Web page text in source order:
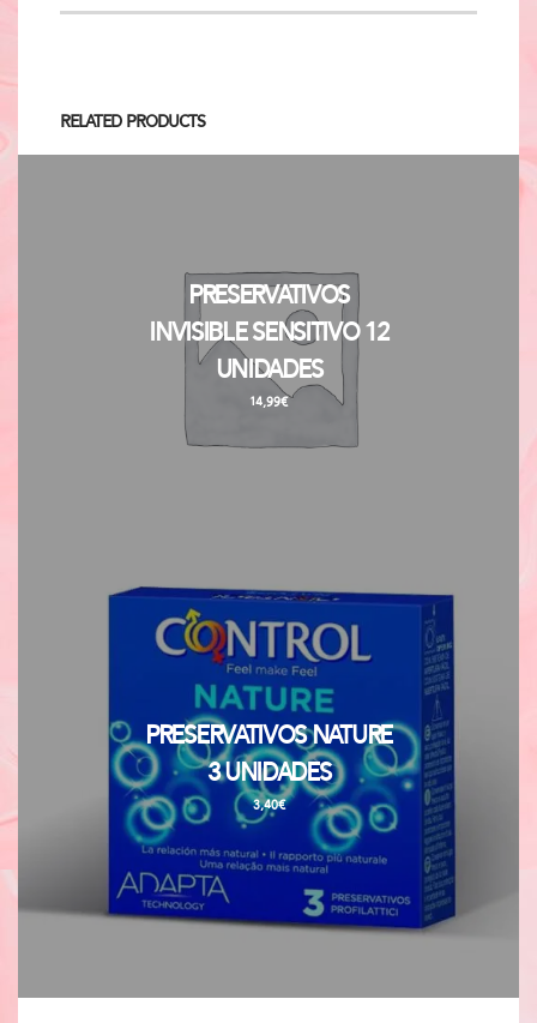
Related Products
Preservativos
Invisible Sensitivo 12
Unidades
14,99€
Preservativos Nature
3 unidades
3,40€